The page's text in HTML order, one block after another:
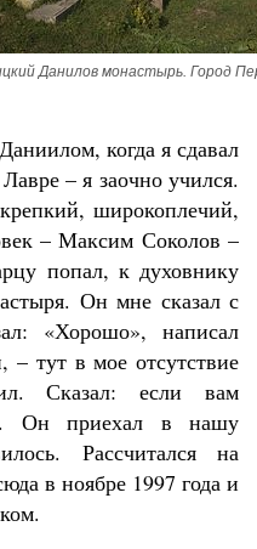
Данилов монастырь. Город
когда я сдавал
– я заочно учился.
широкоплечий,
– Максим Соколов –
попал, к духовнику
Он мне сказал с
«Хорошо», написал
– тут в мое отсутствие
Сказал: если вам
Он приехал в нашу
Рассчитался на
в ноябре 1997 года и